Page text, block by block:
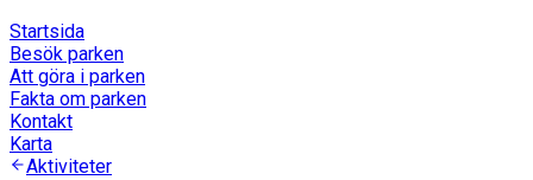
Startsida
Besök parken
Att göra i parken
Fakta om parken
Kontakt
Karta
Aktiviteter